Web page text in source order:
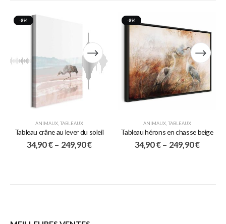
-8%
ANIMAUX, TABLEAUX
Tableau crâne au lever du soleil
34,90€ – 249,90€
-8%
ANIMAUX, TABLEAUX
Tableau hérons en chasse beige
34,90€ – 249,90€